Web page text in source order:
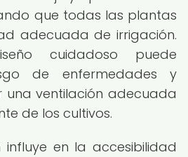
que todas las plantas
adecuada de irrigación.
cuidadoso puede
de enfermedades y
una ventilación adecuada
de los cultivos.
influye en la accesibilidad